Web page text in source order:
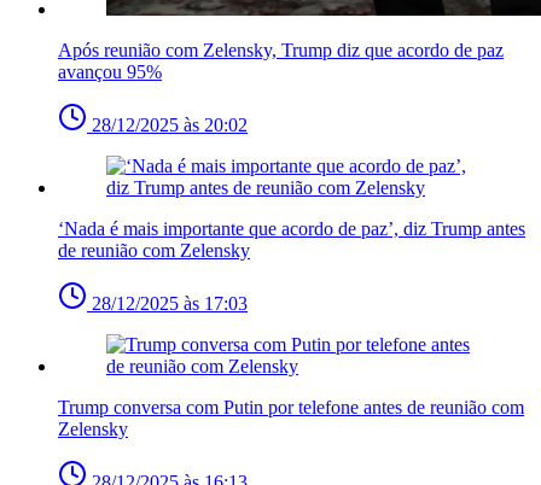
Após reunião com Zelensky, Trump diz que acordo de paz
avançou 95%
28/12/2025 às 20:02
‘Nada é mais importante que acordo de paz’, diz Trump antes
de reunião com Zelensky
28/12/2025 às 17:03
Trump conversa com Putin por telefone antes de reunião com
Zelensky